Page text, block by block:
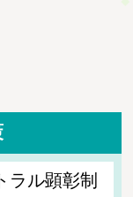
ラル顕彰制